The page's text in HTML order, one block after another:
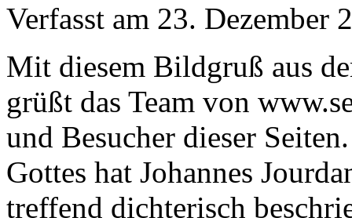
Verfasst am 23. Dezember
Mit diesem Bildgruß aus
grüßt das Team von
und Besucher dieser
Gottes hat Johannes
treffend dichterisch